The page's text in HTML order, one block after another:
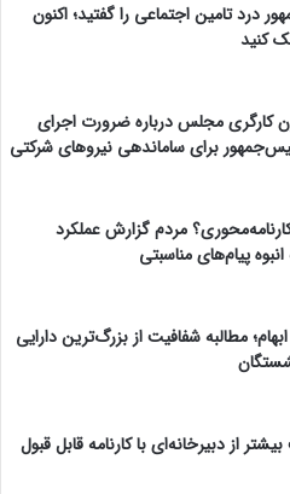
درد تامین اجتماعی را گفتید؛ اکنون
کنید
کارگری مجلس درباره ضرورت اجرای
برای ساماندهی نیروهای شرکتی
کارنامه‌محوری؟ مردم گزارش عملکرد
پیام‌های مناسبتی
مطالبه شفافیت از بزرگ‌ترین دارایی
از دبیرخانه‌ای با کارنامه قابل قبول